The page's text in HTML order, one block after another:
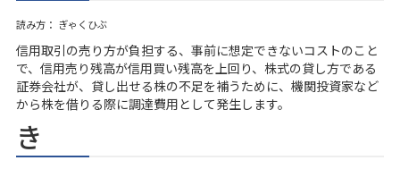
読み方： ぎゃくひぶ
信用取引の売り方が負担する、事前に想定できないコストのこと
で、信用売り残高が信用買い残高を上回り、株式の貸し方である
証券会社が、貸し出せる株の不足を補うために、機関投資家など
から株を借りる際に調達費用として発生します。
き